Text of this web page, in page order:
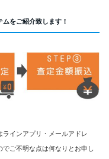
をご紹介致します！
インアプリ・メールアドレ
ご不明な点は何なりとお申し